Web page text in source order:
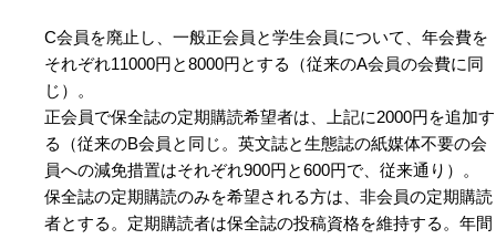
C会員を廃止し、一般正会員と学生会員について、年会費を
それぞれ11000円と8000円とする（従来のA会員の会費に同
じ）。
正会員で保全誌の定期購読希望者は、上記に2000円を追加す
る（従来のB会員と同じ。英文誌と生態誌の紙媒体不要の会
員への減免措置はそれぞれ900円と600円で、従来通り）。
保全誌の定期購読のみを希望される方は、非会員の定期購読
者とする。定期購読者は保全誌の投稿資格を維持する。年間